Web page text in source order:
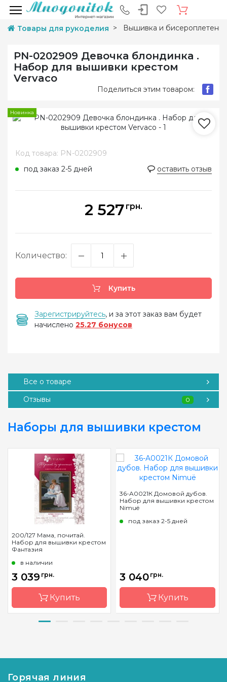
Товары для рукоделия Вышивка и
PN-0202909 Девочка блондинка .
Набор для вышивки крестом
Vervaco
Поделиться этим товаром:
Новинка
Код товара: PN-0202909
под заказ 2-5 дней
оставить отзыв
2 527 грн.
Количество:
Купить
Зарегистрируйтесь, и за этот заказ вам будет
начислено 25.27 бонусов
Все о товаре
Отзывы
0
Наборы для вышивки крестом
200/127 Мама, почитай.
Набор для вышивки крестом
Фантазия
в наличии
3 039 грн.
Купить
Страна-
Украина
36-A0021К Домовой дубов.
Набор для вышивки крестом
Nimuë
под заказ 2-5 дней
3 040 грн.
Купить
Страна-
Франция
Горячая линия